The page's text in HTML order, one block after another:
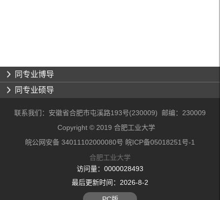
同专业博导
同专业硕导
联系我们：安徽省合肥市屯溪路193号(230009) 邮编：230009
Copyright © 2019 合肥工业大学
皖公网安备 34011102000080号 皖ICP备05018251号-1
合肥工业大学
访问量： 0000028493
最后更新时间： 2026-8-2